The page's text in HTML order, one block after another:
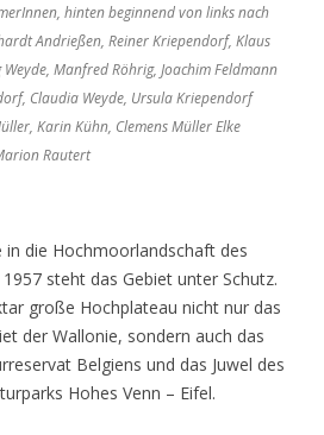
hinten beginnend von links nach
Andrießen, Reiner Kriependorf, Klaus
Weyde, Manfred Röhrig, Joachim Feldmann
Claudia Weyde, Ursula Kriependorf
Karin Kühn, Clemens Müller Elke
Rautert
in die Hochmoorlandschaft des
steht das Gebiet unter Schutz.
große Hochplateau nicht nur das
der Wallonie, sondern auch das
Belgiens und das Juwel des
Hohes Venn – Eifel.